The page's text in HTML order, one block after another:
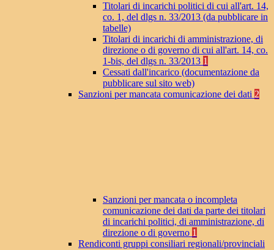
Titolari di incarichi politici di cui all'art. 14,
co. 1, del dlgs n. 33/2013 (da pubblicare in
tabelle)
Titolari di incarichi di amministrazione, di
direzione o di governo di cui all'art. 14, co.
1-bis, del dlgs n. 33/2013 1
Cessati dall'incarico (documentazione da
pubblicare sul sito web)
Sanzioni per mancata comunicazione dei dati 2
Sanzioni per mancata o incompleta
comunicazione dei dati da parte dei titolari
di incarichi politici, di amministrazione, di
direzione o di governo 1
Rendiconti gruppi consiliari regionali/provinciali